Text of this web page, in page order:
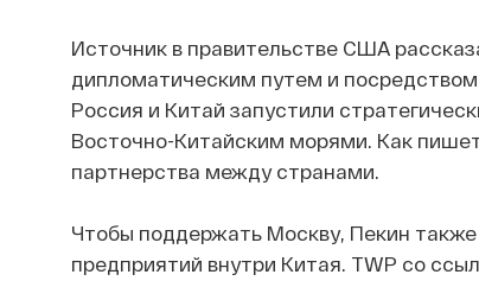
Источник в правительстве США
дипломатическим путем и
Россия и Китай запустили
Восточно-Китайским морями. Как
партнерства между странами.
Чтобы поддержать Москву, Пекин
предприятий внутри Китая. TWP со